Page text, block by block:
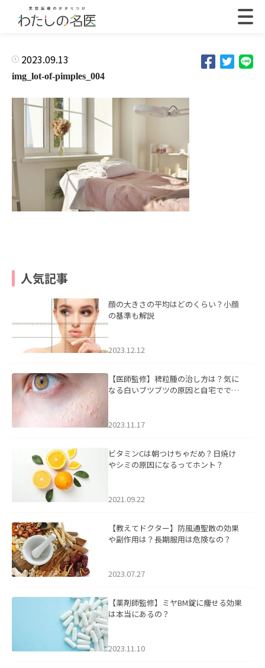
2023.09.13
img_lot-of-pimples_004
人気記事
顔の大きさの平均はどのくらい？小顔
の基準も解説
2023.12.12
【医師監修】稗粒腫の治し方は？気に
なる白いブツブツの原因と自宅ででき
2023.11.17
ビタミンCは朝つけちゃだめ？日焼け
やシミの原因になるってホント？
2021.09.22
【教えてドクター】防風通聖散の効果
や副作用は？長期服用は危険なの？
2023.07.27
【薬剤師監修】ミヤBM錠に痩せる効果
は本当にあるの？
2023.11.10